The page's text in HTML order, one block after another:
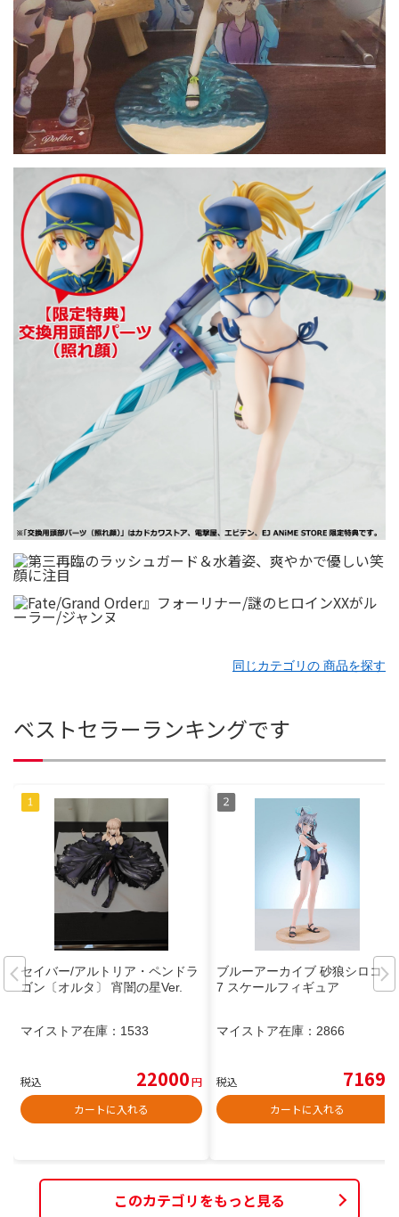
同じカテゴリの 商品を探す
ベストセラーランキングです
セイバー/アルトリア・ペンドラ
ゴン〔オルタ〕 宵闇の星Ver.
マイストア在庫： 1533
税込 22000円
カートに入れる
ブルーアーカイブ 砂狼シロコ 1/
7 スケールフィギュア
マイストア在庫： 2866
税込 7169
カートに入れる
このカテゴリをもっと見る